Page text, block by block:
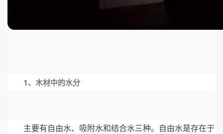
1、木材中的水分
主要有自由水、吸附水和结合水三种。自由水是存在于